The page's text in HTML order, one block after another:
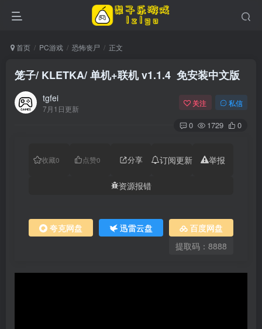
首页 PC游戏 恐怖丧尸 正文
笼子/ KLETKA/ 单机+联机 v1.1.4 免安装中文版
tgfei
7月1日更新
关注 私信
0 1729 0
收藏0 点赞0 分享 订阅更新 举报
资源报错
夸克网盘 迅雷云盘
百度网盘
提取码：8888